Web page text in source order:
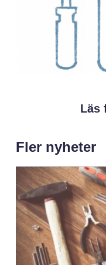
Läs
Fler nyheter